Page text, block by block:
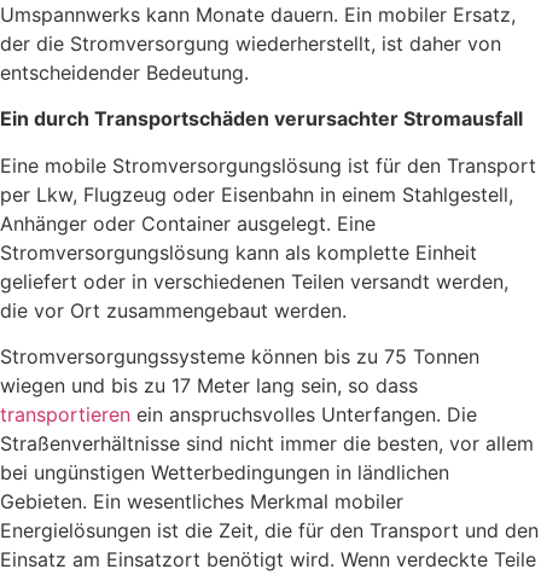
Umspannwerks kann Monate dauern. Ein mobiler Ersatz,
der die Stromversorgung wiederherstellt, ist daher von
entscheidender Bedeutung.
Ein durch Transportschäden verursachter Stromausfall
Eine mobile Stromversorgungslösung ist für den Transport
per Lkw, Flugzeug oder Eisenbahn in einem Stahlgestell,
Anhänger oder Container ausgelegt. Eine
Stromversorgungslösung kann als komplette Einheit
geliefert oder in verschiedenen Teilen versandt werden,
die vor Ort zusammengebaut werden.
Stromversorgungssysteme können bis zu 75 Tonnen
wiegen und bis zu 17 Meter lang sein, so dass
transportieren ein anspruchsvolles Unterfangen. Die
Straßenverhältnisse sind nicht immer die besten, vor allem
bei ungünstigen Wetterbedingungen in ländlichen
Gebieten. Ein wesentliches Merkmal mobiler
Energielösungen ist die Zeit, die für den Transport und den
Einsatz am Einsatzort benötigt wird. Wenn verdeckte Teile